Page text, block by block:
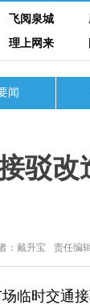
飞阅泉城
理上网来
闻
驳改
：戴升宝 责任编
时交通接